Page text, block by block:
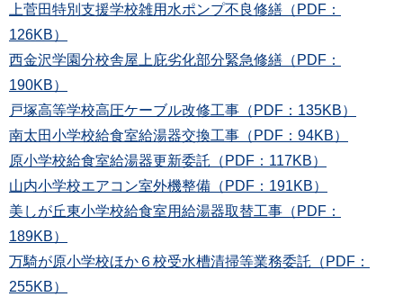
上菅田特別支援学校雑用水ポンプ不良修繕（PDF：
126KB）
西金沢学園分校舎屋上庇劣化部分緊急修繕（PDF：
190KB）
戸塚高等学校高圧ケーブル改修工事（PDF：135KB）
南太田小学校給食室給湯器交換工事（PDF：94KB）
原小学校給食室給湯器更新委託（PDF：117KB）
山内小学校エアコン室外機整備（PDF：191KB）
美しが丘東小学校給食室用給湯器取替工事（PDF：
189KB）
万騎が原小学校ほか６校受水槽清掃等業務委託（PDF：
255KB）